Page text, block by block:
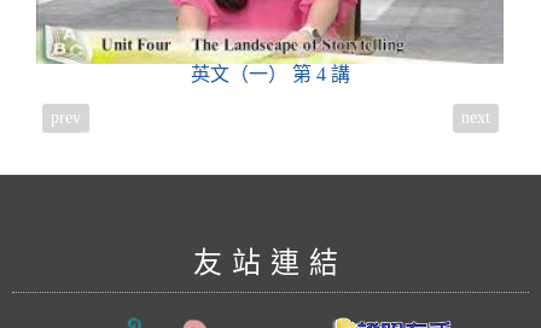
英文（一） 第 4 講
prev next
友站連結